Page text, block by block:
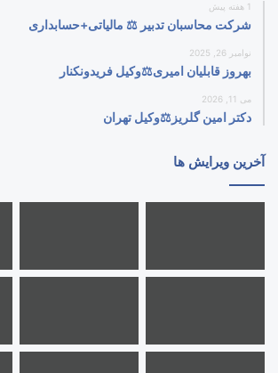
1 هفته پیش
شرکت محاسبان تدبیر ⚖️ مالیاتی+حسابداری
نوامبر 26, 2025
بهروز قابلیان امیری⚖️وکیل فریدونکنار
می 11, 2026
دکتر امین گلریز⚖️وکیل تهران
آخرین ویرایش ها